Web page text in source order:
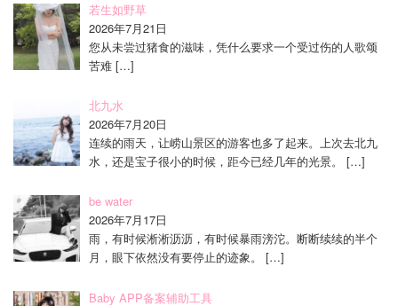
若生如野草
2026年7月21日
您从未尝过猪食的滋味，凭什么要求一个受过伤的人歌颂
苦难[…]
北九水
2026年7月20日
连续的雨天，让崂山景区的游客也多了起来。上次去北九
水，还是宝子很小的时候，距今已经几年的光景。
[…]
be water
2026年7月17日
雨，有时候淅淅沥沥，有时候暴雨滂沱。断断续续的半个
月，眼下依然没有要停止的迹象。
[…]
Baby APP备案辅助工具